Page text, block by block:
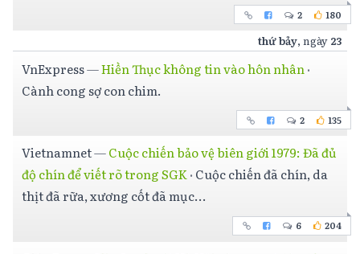
2 180
thứ bảy, ngày 23
VnExpress—Hiền Thục không tin vào hôn nhân·
Cành cong sợ con chim.
2 135
Vietnamnet—Cuộc chiến bảo vệ biên giới 1979: Đã đủ
độ chín để viết rõ trong SGK· Cuộc chiến đã chín, da
thịt đã rữa, xương cốt đã mục...
6 204